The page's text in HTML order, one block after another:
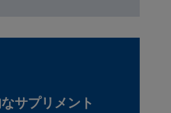
サプリメント